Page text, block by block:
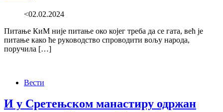
<02.02.2024
Питање КиМ није питање око којег треба да се гата, већ је
питање како ће руководство спроводити вољу народа,
поручила […]
Вести
И у Сретењском манастиру одржан